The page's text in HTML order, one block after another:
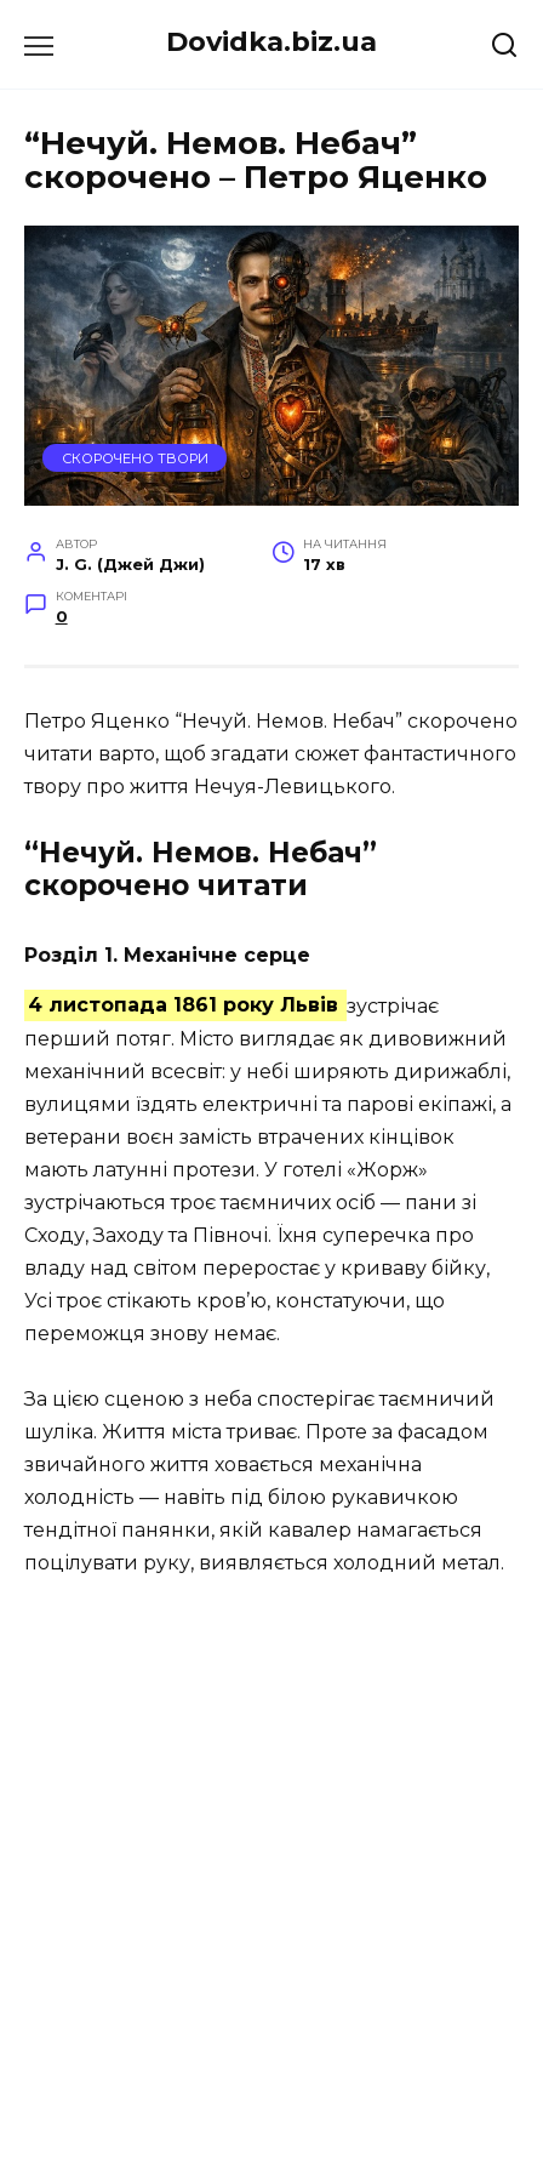
до
Dovidka.biz.ua
“Нечуй. Немов. Небач”
скорочено – Петро Яценко
СКОРОЧЕНО ТВОРИ
АВТОР
J. G. (Джей Джи)
НА ЧИТАННЯ
17 хв
КОМЕНТАРІ
0
Петро Яценко “Нечуй. Немов. Небач” скорочено
читати варто, щоб згадати сюжет фантастичного
твору про життя Нечуя-Левицького.
“Нечуй. Немов. Небач”
скорочено читати
Розділ 1. Механічне серце
4 листопада 1861 року Львів зустрічає
перший потяг. Місто виглядає як дивовижний
механічний всесвіт: у небі ширяють дирижаблі,
вулицями їздять електричні та парові екіпажі, а
ветерани воєн замість втрачених кінцівок
мають латунні протези. У готелі «Жорж»
зустрічаються троє таємничих осіб — пани зі
Сходу, Заходу та Півночі. Їхня суперечка про
владу над світом переростає у криваву бійку,
Усі троє стікають кров’ю, констатуючи, що
переможця знову немає.
За цією сценою з неба спостерігає таємничий
шуліка. Життя міста триває. Проте за фасадом
звичайного життя ховається механічна
холодність — навіть під білою рукавичкою
тендітної панянки, якій кавалер намагається
поцілувати руку, виявляється холодний метал.